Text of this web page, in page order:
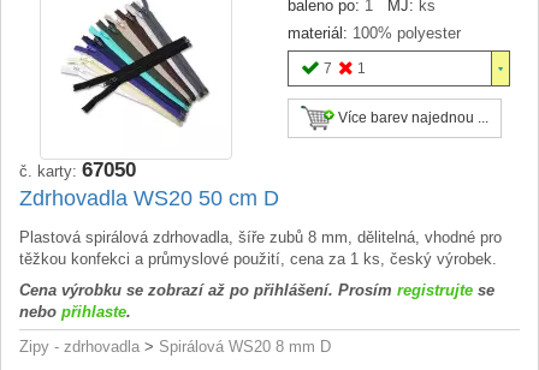
baleno po: 1 MJ: ks
materiál: 100% polyester
7 1
Více barev najednou ...
č. karty: 67050
Zdrhovadla WS20 50 cm D
Plastová spirálová zdrhovadla, šíře zubů 8 mm, dělitelná, vhodné pro
těžkou konfekci a průmyslové použití, cena za 1 ks, český výrobek.
Cena výrobku se zobrazí až po přihlášení. Prosím registrujte se
nebo přihlaste.
Zipy - zdrhovadla > Spirálová WS20 8 mm D